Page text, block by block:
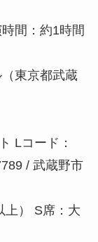
間：約1時間
東京都武蔵
Lコード：
/ 武蔵野市
上） S席：大